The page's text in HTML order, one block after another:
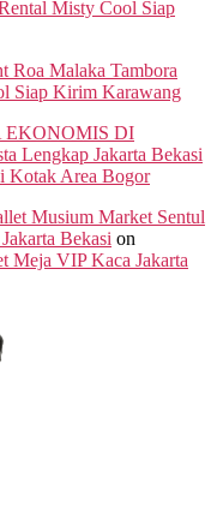
Misty Cool Siap
Roa Malaka Tambora
Siap Kirim Karawang
EKONOMIS DI
Lengkap Jakarta Bekasi
Kotak Area Bogor
Musium Market Sentul
Bekasi on
Meja VIP Kaca Jakarta